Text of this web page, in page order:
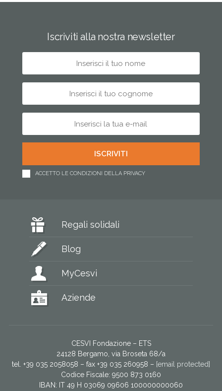
Iscriviti alla nostra newsletter
ACCETTO LE CONDIZIONI DELLA PRIVACY
Regali solidali
Blog
MyCesvi
Aziende
CESVI Fondazione – ETS
24128 Bergamo, via Broseta 68/a
tel. +39 035 2058058 – fax +39 035 260958 – [email protected]
Codice Fiscale: 9500 873 0160
IBAN: IT 49 H 03069 09606 100000000060